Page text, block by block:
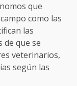
que
como las
las
de que se
veterinarios,
según las